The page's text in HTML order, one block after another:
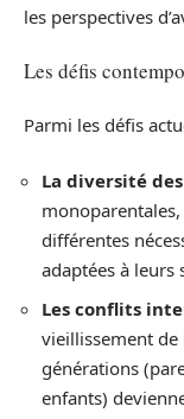
les perspectives
Les défis
Parmi les défis
La diversité
différentes
adaptées à leurs
Les conflits
vieillissement
générations
enfants)